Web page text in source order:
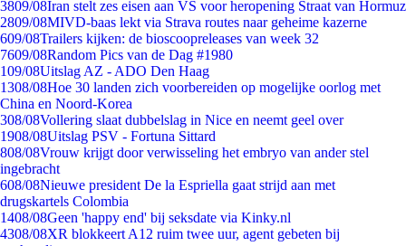
3809/08Iran stelt zes eisen aan VS voor heropening Straat van Hormuz
2809/08MIVD-baas lekt via Strava routes naar geheime kazerne
609/08Trailers kijken: de bioscoopreleases van week 32
7609/08Random Pics van de Dag #1980
109/08Uitslag AZ - ADO Den Haag
1308/08Hoe 30 landen zich voorbereiden op mogelijke oorlog met
China en Noord-Korea
308/08Vollering slaat dubbelslag in Nice en neemt geel over
1908/08Uitslag PSV - Fortuna Sittard
808/08Vrouw krijgt door verwisseling het embryo van ander stel
ingebracht
608/08Nieuwe president De la Espriella gaat strijd aan met
drugskartels Colombia
1408/08Geen 'happy end' bij seksdate via Kinky.nl
4308/08XR blokkeert A12 ruim twee uur, agent gebeten bij